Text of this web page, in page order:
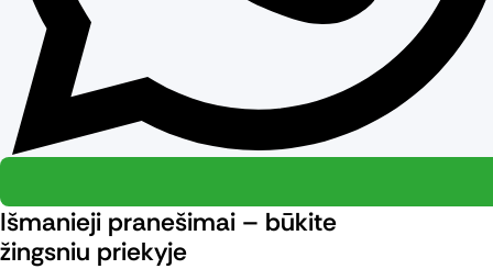
Išmanieji pranešimai – būkite
žingsniu priekyje